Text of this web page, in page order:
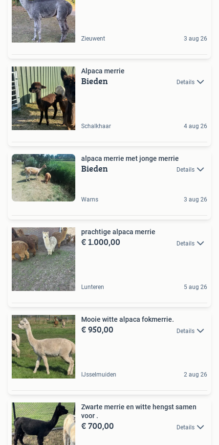
Zieuwent 3 aug 26
Alpaca merrie
Bieden Details
Schalkhaar 4 aug 26
alpaca merrie met jonge merrie
Bieden Details
Warns 3 aug 26
prachtige alpaca merrie
€ 1.000,00 Details
Lunteren 5 aug 26
Mooie witte alpaca fokmerrie.
€ 950,00 Details
IJsselmuiden 2 aug 26
Zwarte merrie en witte hengst samen
voor .
€ 700,00 Details